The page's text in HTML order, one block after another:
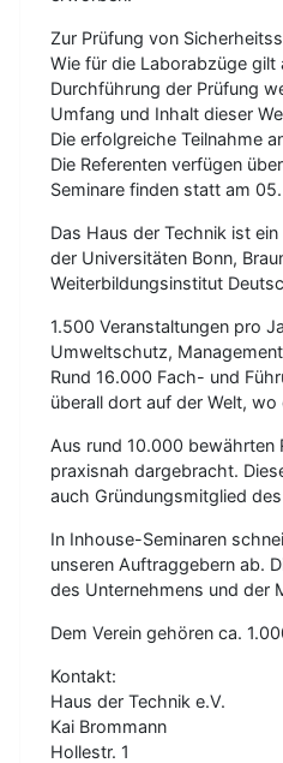
Zur Prüfung von
Wie für die Laborabzüge
Durchführung der Prüfung
Umfang und Inhalt dieser
Die erfolgreiche Teilnahme
Die Referenten verfügen
Seminare finden statt am
Das Haus der Technik ist
der Universitäten Bonn,
Weiterbildungsinstitut
1.500 Veranstaltungen pro
Umweltschutz,
Rund 16.000 Fach- und
überall dort auf der Welt,
Aus rund 10.000 bewährten
praxisnah dargebracht.
auch Gründungsmitglied
In Inhouse-Seminaren
unseren Auftraggebern ab.
des Unternehmens und der
Dem Verein gehören ca.
Kontakt:
Haus der Technik e.V.
Kai Brommann
Hollestr. 1